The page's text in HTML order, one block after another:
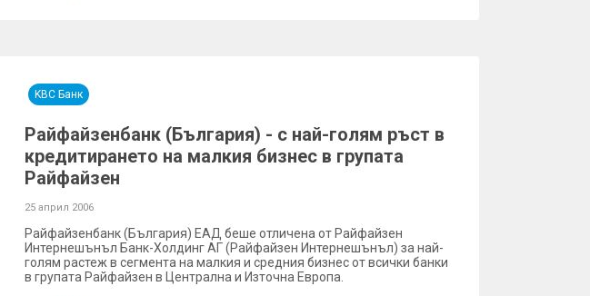
KBC Банк
Райфайзенбанк (България) - с най-голям ръст в
кредитирането на малкия бизнес в групата
Райфайзен
25 април 2006
Райфайзенбанк (България) ЕАД беше отличена от Райфайзен
Интернешънъл Банк-Холдинг АГ (Райфайзен Интернешънъл) за най-
голям растеж в сегмента на малкия и средния бизнес от всички банки
в групата Райфайзен в Централна и Източна Европа.